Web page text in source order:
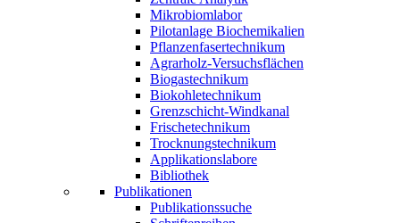
Mikrobiomlabor
Pilotanlage Biochemikalien
Pflanzenfasertechnikum
Agrarholz-Versuchsflächen
Biogastechnikum
Biokohletechnikum
Grenzschicht-Windkanal
Frischetechnikum
Trocknungstechnikum
Applikationslabore
Bibliothek
Publikationen
Publikationssuche